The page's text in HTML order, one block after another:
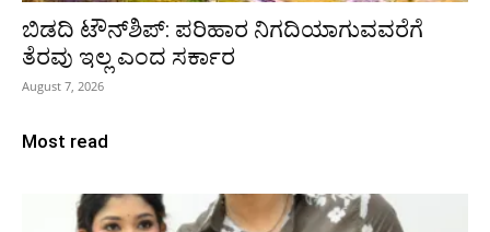
ಬಿಡದಿ ಟೌನ್‌ಶಿಪ್‌: ಪರಿಹಾರ ನಿಗದಿಯಾಗುವವರೆಗೆ
ತೆರವು ಇಲ್ಲ ಎಂದ ಸರ್ಕಾರ
August 7, 2026
Most read